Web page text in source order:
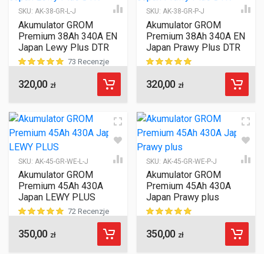
SKU: AK-38-GR-L-J
Akumulator GROM
Premium 38Ah 340A EN
Japan Lewy Plus DTR
ocen klientów
73 Recenzje
320,00 zł
SKU: AK-38-GR-P-J
Akumulator GROM
Premium 38Ah 340A EN
Japan Prawy Plus DTR
ocen klientów
320,00 zł
SKU: AK-45-GR-WE-L-J
Akumulator GROM
Premium 45Ah 430A
Japan LEWY PLUS
ocen klientów
72 Recenzje
350,00 zł
SKU: AK-45-GR-WE-P-J
Akumulator GROM
Premium 45Ah 430A
Japan Prawy plus
ocen klientów
350,00 zł